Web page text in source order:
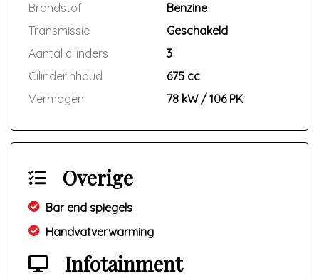
Brandstof
Benzine
Transmissie
Geschakeld
Aantal cilinders
3
Cilinderinhoud
675 cc
Vermogen
78 kW / 106 PK
Overige
Bar end spiegels
Handvatverwarming
Infotainment